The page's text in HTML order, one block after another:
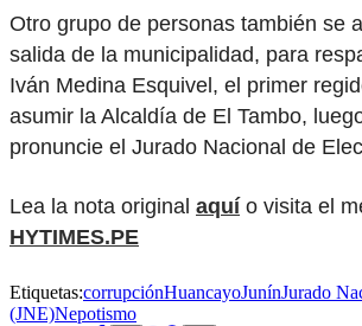
Otro grupo de personas también se
salida de la municipalidad, para
Iván Medina Esquivel, el primer
asumir la Alcaldía de El Tambo,
pronuncie el Jurado Nacional de
Lea la nota original aquí o visita el
HYTIMES.PE
Etiquetas:corrupciónHuancayoJunínJurado
(JNE)Nepotismo